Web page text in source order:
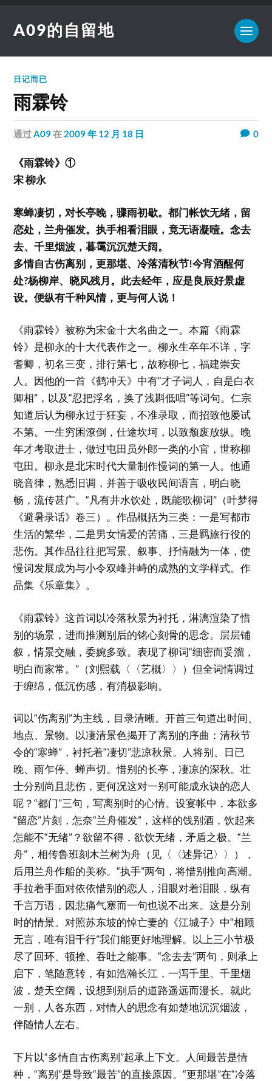
A09的自留地
日记而已
雨霖铃
通过A09在 2009 年 12 月 18 日 0
《雨霖铃》①
宋 柳永
寒蝉凄切，对长亭晚，骤雨初歇。都门帐饮无绪，留
恋处，兰舟催发。执手相看泪眼，竟无语凝噎。念去
去、千里烟波，暮霭沉沉楚天阔。
多情自古伤离别，更那堪、冷落清秋节!今宵酒醒何
处?杨柳岸、晓风残月。此去经年，应是良辰好景虚
设。便纵有千种风情，更与何人说！
《雨霖铃》被称为宋金十大名曲之一。本篇《雨霖
铃》是柳永的十大代表作之一。柳永生卒年不详，字
耆卿，初名三变，排行第七，故称柳七，福建崇安
人。因他的一首《鹤冲天》中有“才子词人，自是白衣
卿相”，以及“忍把浮名，换了浅斟低唱”等词句。仁宗
知道后认为柳永过于狂妄，不准录取，而招致他屡试
不第。一生穷困潦倒，仕途坎坷，以致颓废放纵。晚
年才考取进士，做过屯田员外郎一类的小官，世称柳
屯田。柳永是北宋时代大量制作慢词的第一人。他通
晓音律，熟悉旧调，并善于吸收民间语言，明白晓
畅，流传甚广。“凡有井水饮处，既能歌柳词”（叶梦得
《避暑录话》卷三）。作品概括为三类：一是写都市
生活的繁华，二是男女情爱的苦痛，三是羁旅行役的
悲伤。其作品往往把写景、叙事、抒情融为一体，使
慢词发展成为与小令双峰并峙的成熟的文学样式。作
品集《乐章集》。
《雨霖铃》这首词以冷落秋景为衬托，淋漓渲染了惜
别的场景，进而推测别后的铭心刻骨的思念。层层铺
叙，情景交融，委婉多致。表现了柳词“细密而妥溜，
明白而家常。”（刘熙载〈〈艺概〉〉）但全词情调过
于缠绵，低沉伤感，有消极影响。
词以“伤离别”为主线，目录清晰。开首三句道出时间、
地点、景物。以凄清景色揭开了离别的序曲：清秋节
令的“寒蝉”，衬托着“凄切”悲凉秋景。人将别、日已
晚、雨乍停、蝉声切。惜别的长亭，凄凉的深秋。壮
士分别尚且悲伤，更何况这对一别可能成永诀的恋人
呢？“都门”三句，写离别时的心情。设宴帐中，本欲多
“留恋”片刻，怎奈“兰舟催发”，这样的饯别酒，饮起来
怎能不“无绪”？欲留不得，欲饮无绪，矛盾之极。“兰
舟”，相传鲁班刻木兰树为舟（见〈〈述异记〉〉），
后用兰舟作船的美称。“执手”两句，将惜别推向高潮。
手拉着手面对依依惜别的恋人，泪眼对着泪眼，纵有
千言万语，因悲痛气塞而一句也说不出来。这是分别
时的情景。对照苏东坡的悼亡妻的《江城子》中“相顾
无言，唯有泪千行”我们能更好地理解。以上三小节极
尽了回环、顿挫、吞吐之能事。“念去去”两句，则承上
启下，笔随意转，有如浩瀚长江，一泻千里。千里烟
波，楚天空阔，设想到别后的道路遥远而漫长。就此
一别，人各东西，对情人的思念有如楚地沉沉烟波，
伴随情人左右。
下片以“多情自古伤离别”起承上下文。人间最苦是情
种，“离别”是导致“最苦”的直接原因。“更那堪”在“冷落